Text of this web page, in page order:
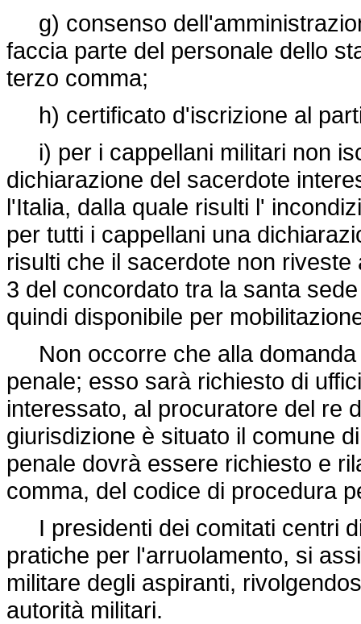
g) consenso
faccia parte del personale dello
terzo comma;
h) certificato d'iscrizione al
i) per i cappellani militari non
dichiarazione del sacerdote
l'Italia, dalla quale risulti l'
per tutti i cappellani una
risulti che il sacerdote non
3 del concordato tra la santa
quindi disponibile per
Non occorre che alla domanda
penale; esso sarà richiesto di
interessato, al procuratore del re
giurisdizione è situato il comune
penale dovrà essere richiesto e
comma, del codice di procedura
I presidenti dei comitati centri
pratiche per l'arruolamento, si
militare degli aspiranti,
autorità militari.